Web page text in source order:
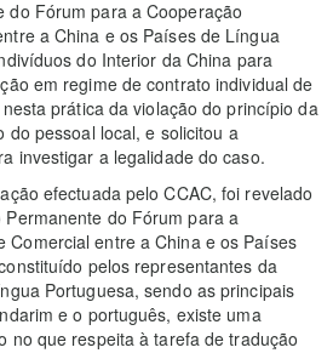
do Fórum para a Cooperação
a China e os Países de Língua
do Interior da China para
em regime de contrato individual de
prática da violação do princípio da
do pessoal local, e solicitou a
investigar a legalidade do caso.
efectuada pelo CCAC, foi revelado
do Fórum para a
Comercial entre a China e os Países
pelos representantes da
Portuguesa, sendo as principais
e o português, existe uma
no que respeita à tarefa de tradução